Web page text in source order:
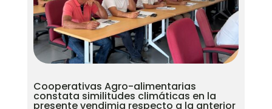
Cooperativas Agro-alimentarias
constata similitudes climáticas en la
presente vendimia respecto a la anterior